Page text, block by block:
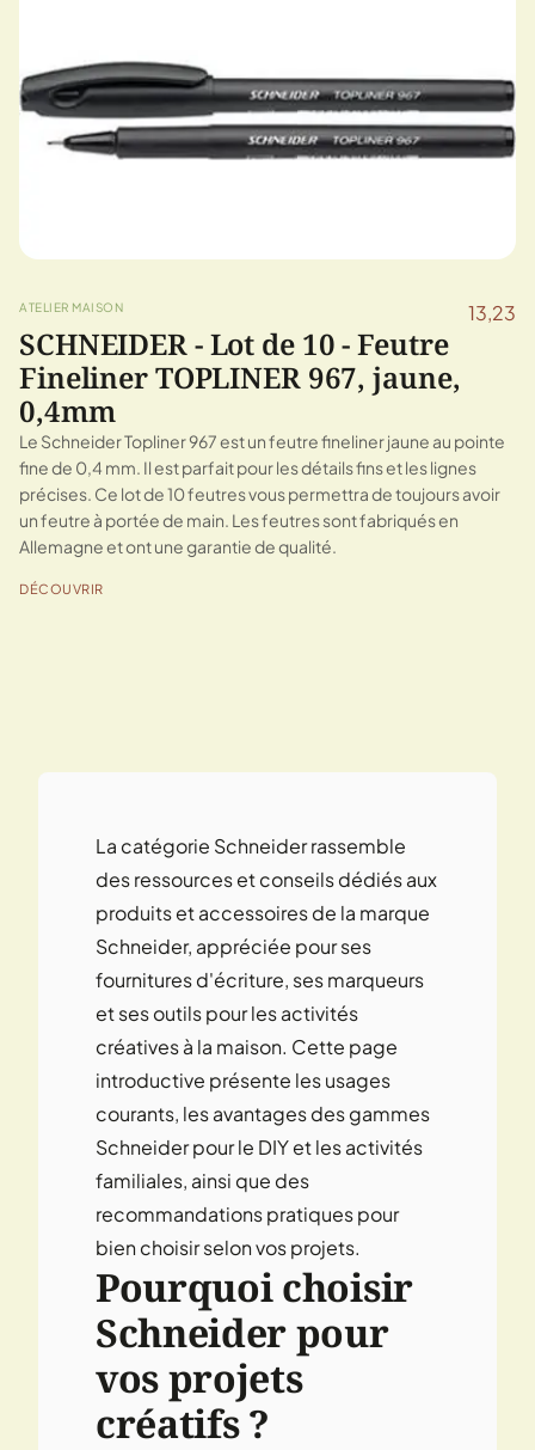
ATELIER MAISON 13,23
SCHNEIDER - Lot de 10 - Feutre
Fineliner TOPLINER 967, jaune,
0,4mm
Le Schneider Topliner 967 est un feutre fineliner jaune au pointe
fine de 0,4 mm. Il est parfait pour les détails fins et les lignes
précises. Ce lot de 10 feutres vous permettra de toujours avoir
un feutre à portée de main. Les feutres sont fabriqués en
Allemagne et ont une garantie de qualité.
DÉCOUVRIR
La catégorie Schneider rassemble
des ressources et conseils dédiés aux
produits et accessoires de la marque
Schneider, appréciée pour ses
fournitures d'écriture, ses marqueurs
et ses outils pour les activités
créatives à la maison. Cette page
introductive présente les usages
courants, les avantages des gammes
Schneider pour le DIY et les activités
familiales, ainsi que des
recommandations pratiques pour
bien choisir selon vos projets.
Pourquoi choisir
Schneider pour
vos projets
créatifs ?